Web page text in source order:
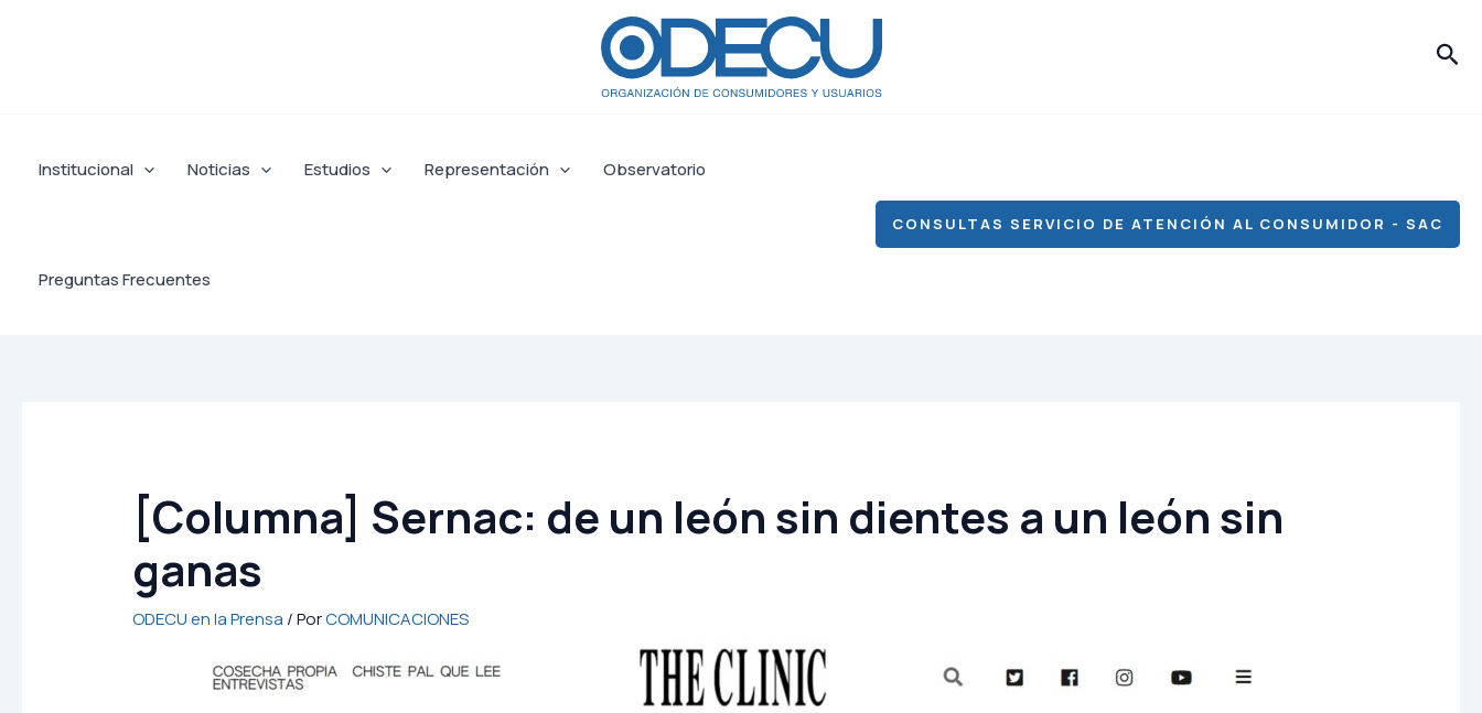
Institucional Noticias Estudios Representación Observatorio
Preguntas Frecuentes
CONSULTAS SERVICIO DE ATENCIÓN AL CONSUMIDOR - SAC
[Columna] Sernac: de un león sin dientes a un león sin
ganas
ODECU en la Prensa / PorCOMUNICACIONES